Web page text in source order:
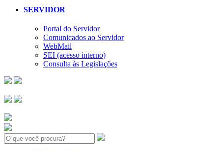
SERVIDOR
Portal do Servidor
Comunicados ao Servidor
WebMail
SEI (acesso interno)
Consulta às Legislações
Search: